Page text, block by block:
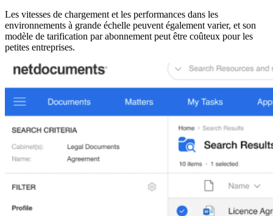
Les vitesses de chargement et les performances dans les
environnements à grande échelle peuvent également varier, et son
modèle de tarification par abonnement peut être coûteux pour les
petites entreprises.